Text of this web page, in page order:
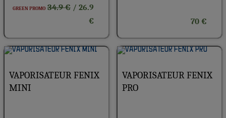
GREEN PROMO 34.9 €/ 26.9
€
70 €
VAPORISATEUR FENIX
MINI
VAPORISATEUR FENIX
PRO